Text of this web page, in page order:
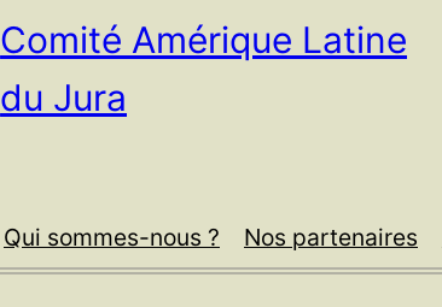
Comité Amérique Latine
du Jura
Qui sommes-nous ? Nos partenaires